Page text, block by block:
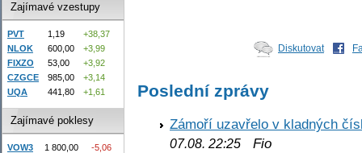
Diskutovat
Poslední zprávy
Zámoří uzavřelo v kladných
07.08. 22:25 Fio
Zajímavé vzestupy
PVT 1,19
+38,37
NLOK
600,00
+3,99
FIXZO
53,00
+3,92
CZGCE
985,00
+3,14
UQA
441,80 +1,61
Zajímavé poklesy
VOW3 1 800,00
-5,06